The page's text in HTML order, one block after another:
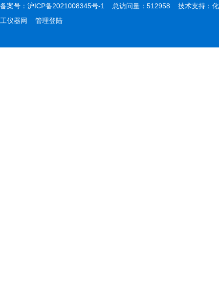
备案号： 沪ICP备2021008345号-1 总访问量：512958 技术支持： 化
工仪器网
管理登陆